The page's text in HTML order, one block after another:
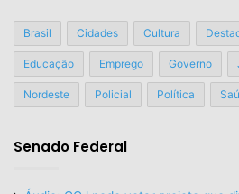
Brasil Cidades Cultura
Educação Emprego Governo
Nordeste Policial Política
Senado Federal